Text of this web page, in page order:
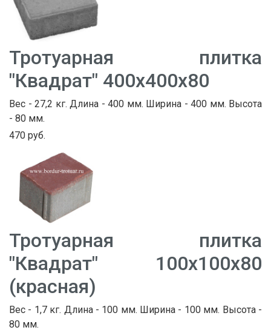
Тротуарная плитка
"Квадрат" 400х400х80
Вес - 27,2 кг. Длина - 400 мм. Ширина - 400 мм. Высота
- 80 мм.
470 руб.
Тротуарная плитка
"Квадрат" 100х100х80
(красная)
Вес - 1,7 кг. Длина - 100 мм. Ширина - 100 мм. Высота -
80 мм.